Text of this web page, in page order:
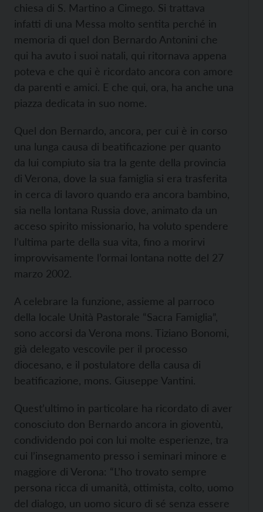
chiesa di S. Martino a Cimego. Si trattava
infatti di una Messa molto sentita perché in
memoria di quel don Bernardo Antonini che
qui ha avuto i suoi natali, qui ritornava appena
poteva e che qui è ricordato ancora con amore
da parenti e amici. E che qui, ora, ha anche una
piazza dedicata in suo nome.
Quel don Bernardo, ancora, per cui è in corso
una lunga causa di beatificazione per quanto
da lui compiuto sia tra la gente della provincia
di Verona, dove la sua famiglia si era trasferita
in cerca di lavoro quando era ancora bambino,
sia nella lontana Russia dove, animato da un
acceso spirito missionario, ha voluto spendere
l’ultima parte della sua vita, fino a morirvi
improvvisamente l’ormai lontana notte del 27
marzo 2002.
A celebrare la funzione, assieme al parroco
della locale Unità Pastorale “Sacra Famiglia”,
sono accorsi da Verona mons. Tiziano Bonomi,
già delegato vescovile per il processo
diocesano, e il postulatore della causa di
beatificazione, mons. Giuseppe Vantini.
Quest’ultimo in particolare ha ricordato di aver
conosciuto don Bernardo ancora in gioventù,
condividendo poi con lui molte esperienze, tra
cui l’insegnamento presso i seminari minore e
maggiore di Verona: “L’ho trovato sempre
persona ricca di umanità, ottimista, colto, uomo
del dialogo, un uomo sicuro di sé senza essere